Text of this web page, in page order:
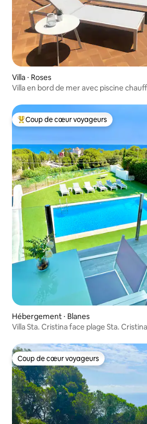
Villa ⋅ Roses
Villa en bord de mer avec piscine
Coups de cœur voyageurs les plus
Coup de cœur voyageurs
Hébergement ⋅ Blanes
Villa Sta. Cristina face plage Sta.
Coup de cœur voyageurs
Coup de cœur voyageurs